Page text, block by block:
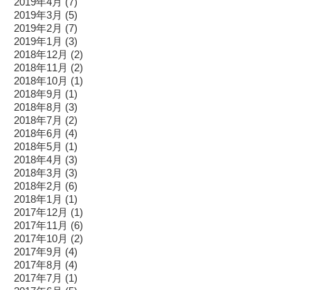
2019年3月 (5)
2019年2月 (7)
2019年1月 (3)
2018年12月 (2)
2018年11月 (2)
2018年10月 (1)
2018年9月 (1)
2018年8月 (3)
2018年7月 (2)
2018年6月 (4)
2018年5月 (1)
2018年4月 (3)
2018年3月 (3)
2018年2月 (6)
2018年1月 (1)
2017年12月 (1)
2017年11月 (6)
2017年10月 (2)
2017年9月 (4)
2017年8月 (4)
2017年7月 (1)